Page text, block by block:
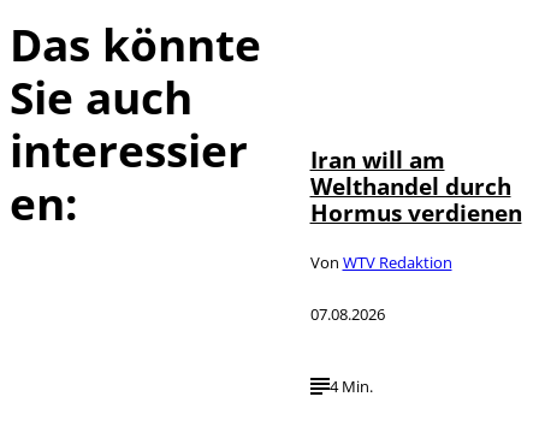
Das könnte
Sie auch
interessier
en:
Iran will am
Welthandel durch
Hormus verdienen
Von WTV Redaktion
07.08.2026
4 Min.